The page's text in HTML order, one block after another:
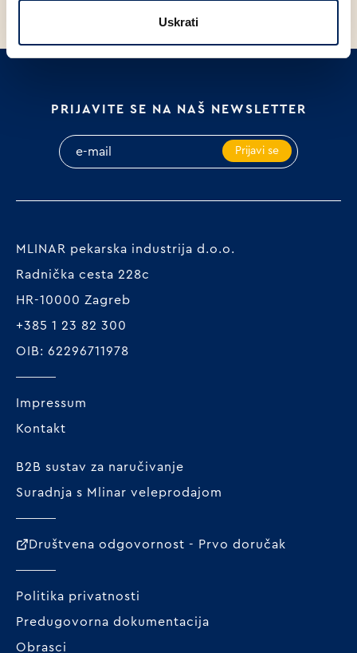
Uskrati
PRIJAVITE SE NA NAŠ NEWSLETTER
Prijavi se
MLINAR pekarska industrija d.o.o.
Radnička cesta 228c
HR-10000 Zagreb
+385 1 23 82 300
OIB: 62296711978
Impressum
Kontakt
B2B sustav za naručivanje
Suradnja s Mlinar veleprodajom
Društvena odgovornost - Prvo doručak
Politika privatnosti
Predugovorna dokumentacija
Obrasci